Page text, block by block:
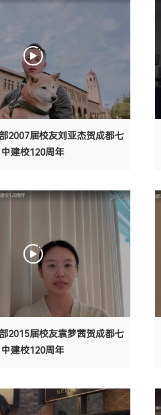
2007届校友刘亚杰贺成都七
中建校120周年
2015届校友袁梦茜贺成都七
中建校120周年